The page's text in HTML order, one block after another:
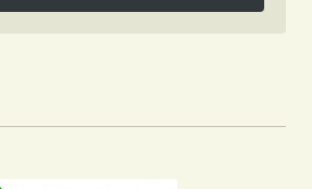
Siga no Instagram